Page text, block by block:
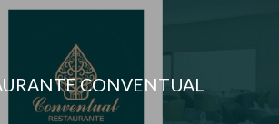
CONVENTUAL